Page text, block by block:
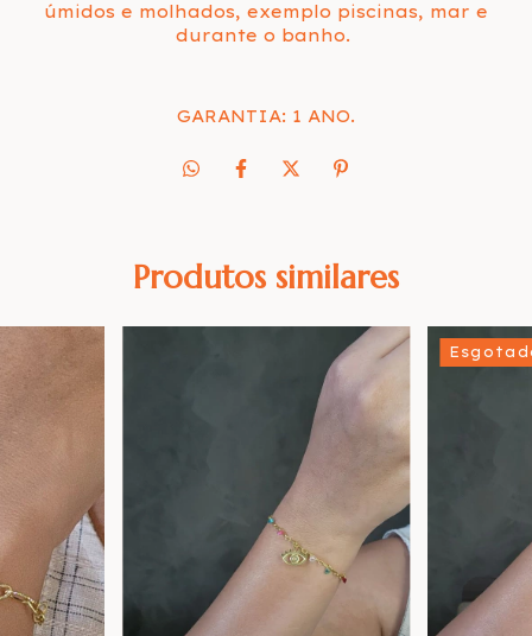
úmidos e molhados, exemplo piscinas, mar e
durante o banho.
GARANTIA: 1 ANO.
Produtos similares